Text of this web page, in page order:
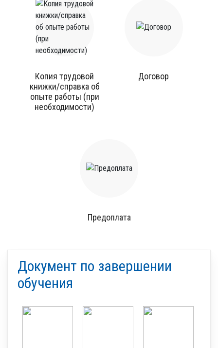
Копия трудовой
книжки/справка об
опыте работы (при
необходимости)
Договор
Предоплата
Документ по завершении
обучения